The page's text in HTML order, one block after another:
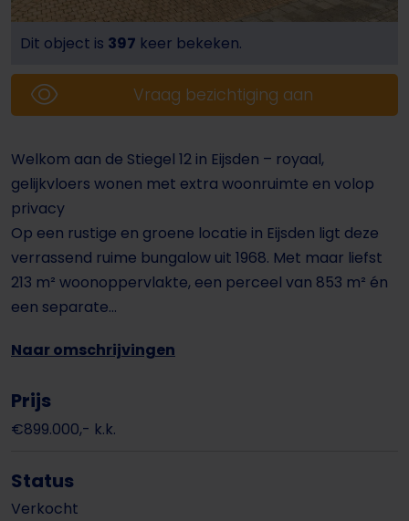
Welkom aan de Stiegel 12 in Eijsden – royaal,
gelijkvloers wonen met extra woonruimte en volop
privacy
Op een rustige en groene locatie in Eijsden ligt deze
verrassend ruime bungalow uit 1968. Met maar liefst
213 m² woonoppervlakte, een perceel van 853 m² én
een separate...
Naar omschrijvingen
Prijs
€899.000,- k.k.
Status
Verkocht
Dit object is 397 keer bekeken.
Vraag bezichtiging aan